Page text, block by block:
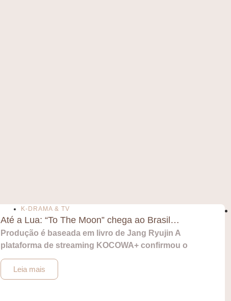
K-DRAMA & TV
Até a Lua: “To The Moon” chega ao Brasil…
Produção é baseada em livro de Jang Ryujin A
plataforma de streaming KOCOWA+ confirmou o
Leia mais